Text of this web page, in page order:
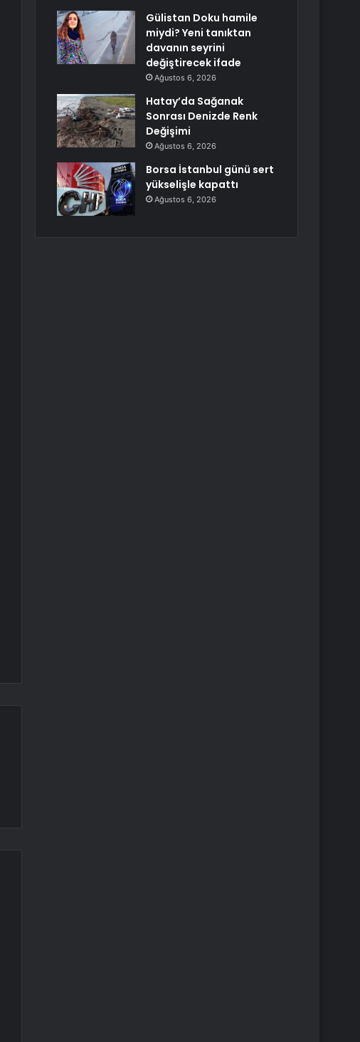
Gülistan Doku hamile
miydi? Yeni tanıktan
davanın seyrini
değiştirecek ifade
Ağustos 6, 2026
Hatay’da Sağanak
Sonrası Denizde Renk
Değişimi
Ağustos 6, 2026
Borsa İstanbul günü sert
yükselişle kapattı
Ağustos 6, 2026